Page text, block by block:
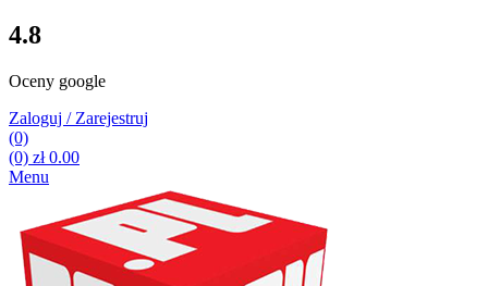
4.8
Oceny google
Zaloguj / Zarejestruj
(0)
(0) zł0.00
Menu